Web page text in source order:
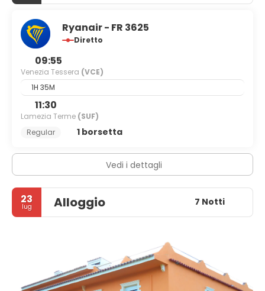
Ryanair - FR 3625
Diretto
09:55
Venezia Tessera (VCE)
1H 35M
11:30
Lamezia Terme (SUF)
Regular
1 borsetta
Vedi i dettagli
23
lug Alloggio 7 Notti